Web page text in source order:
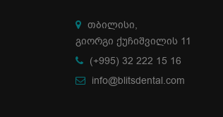
თბილისი,
გიორგი ქუჩიშვილის 11
(+995) 32 222 15 16
info@blitsdental.com